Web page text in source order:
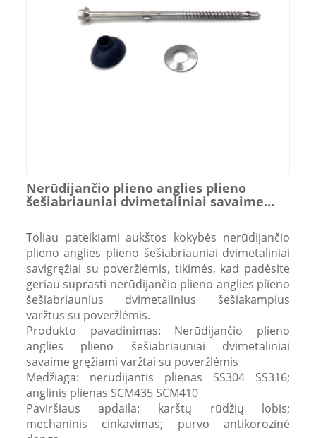
Nerūdijančio plieno anglies plieno
šešiabriauniai dvimetaliniai savaime
Toliau pateikiami aukštos kokybės nerūdijančio
plieno anglies plieno šešiabriauniai dvimetaliniai
savigręžiai su poveržlėmis, tikimės, kad padėsite
geriau suprasti nerūdijančio plieno anglies plieno
šešiabriaunius dvimetalinius šešiakampius
varžtus su poveržlėmis.
Produkto pavadinimas: Nerūdijančio plieno
anglies plieno šešiabriauniai dvimetaliniai
savaime gręžiami varžtai su poveržlėmis
Medžiaga: nerūdijantis plienas SS304 SS316;
anglinis plienas SCM435 SCM410
Paviršiaus apdaila: karštų rūdžių lobis;
mechaninis cinkavimas; purvo antikorozinė